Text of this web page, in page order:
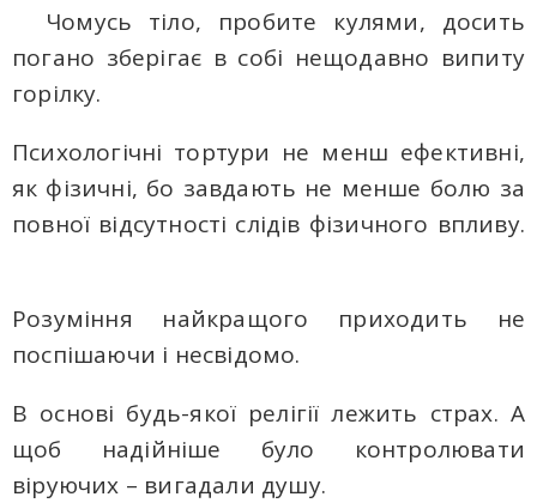
Чомусь тіло, пробите кулями, досить
погано зберігає в собі нещодавно випиту
горілку.
Психологічні тортури не менш ефективні,
як фізичні, бо завдають не менше болю за
повної відсутності слідів фізичного впливу.
Розуміння найкращого приходить не
поспішаючи і несвідомо.
В основі будь-якої релігії лежить страх. А
щоб надійніше було контролювати
віруючих – вигадали душу.